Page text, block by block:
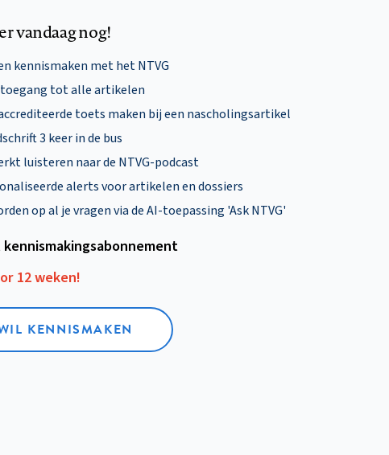
vandaag nog!
kennismaken met het NTVG
tot alle artikelen
toets maken bij een nascholingsartikel
3 keer in de bus
luisteren naar de NTVG-podcast
alerts voor artikelen en dossiers
op al je vragen via de AI-toepassing 'Ask NTVG'
12 weken!
KENNISMAKEN